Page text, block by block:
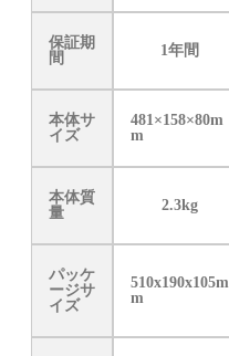
保証期
間
1年間
本体サ
イズ
481×158×80m
m
本体質
量
2.3kg
パッケ
ージサ
イズ
510x190x105m
m